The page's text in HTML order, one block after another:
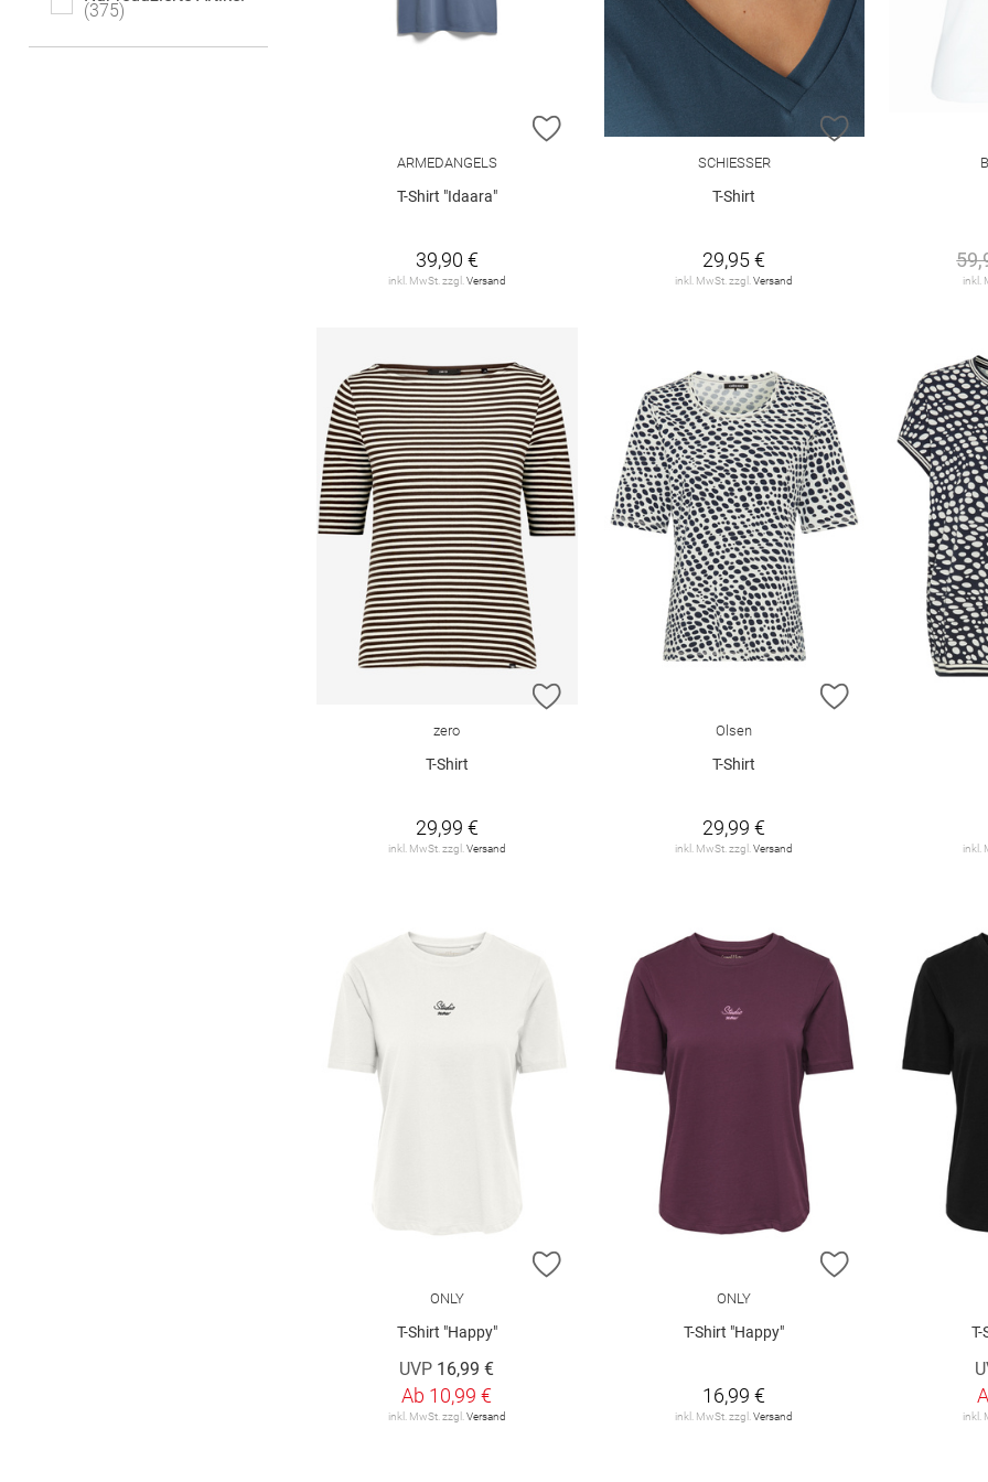
375
ZUR WUNSCHLISTE HINZUFÜGEN
ARMEDANGELS
T-Shirt "Idaara"
39,90 €
inkl. MwSt. zzgl. Versand
ZUR
SCHIESSER
T-Shirt
29,95 €
inkl. MwSt. zzgl.Versand inkl.
ZUR WUNSCHLISTE HINZUFÜGEN
zero
T-Shirt
29,99 €
inkl. MwSt. zzgl. Versand
ZUR
Olsen
T-Shirt
29,99 €
inkl. MwSt. zzgl.Versand inkl.
ZUR WUNSCHLISTE HINZUFÜGEN
ONLY
T-Shirt "Happy"
UVP 16,99 €
Ab 10,99 €
inkl. MwSt. zzgl. Versand
ZUR
ONLY
T-Shirt "Happy"
16,99 €
inkl. MwSt. zzgl.Versand inkl.